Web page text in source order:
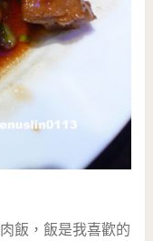
飯，飯是我喜歡的